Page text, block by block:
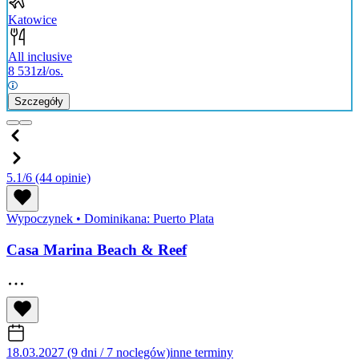
Katowice
All inclusive
8 531zł/os.
Szczegóły
5.1/6 (44 opinie)
Wypoczynek • Dominikana: Puerto Plata
Casa Marina Beach & Reef
18.03.2027 (9 dni / 7 noclegów)inne terminy